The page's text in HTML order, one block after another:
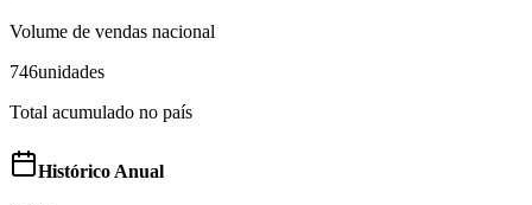
Volume de vendas nacional
746unidades
Total acumulado no país
Histórico Anual